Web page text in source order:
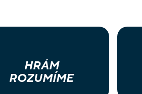
HRÁM
ROZUMÍME